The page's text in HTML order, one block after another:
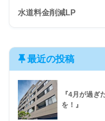
水道料金削減LP
最近の投稿
『4月が過ぎ
を！』